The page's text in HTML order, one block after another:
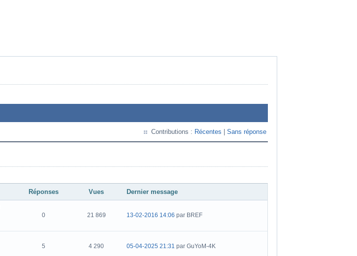
Contributions : Récentes Sans réponse
Réponses Vues Dernier message
0
21 869 13-02-2016 14:06 par BREF
5
4 290 05-04-2025 21:31 par GuYoM-4K